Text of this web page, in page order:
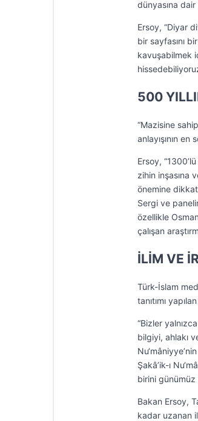
dünyasına dair
Ersoy, “Diyar
bir sayfasını
kavuşabilmek
500
“Mazisine
anlayışının
Ersoy,
zihin inşasına
önemine
Sergi ve
özellikle
çalışan
İLİM VE
Türk-İslam
tanıtımı
“Bizler
bilgiyi, ahlakı
Şakâ’ik-ı
birini
Bakan Ersoy,
kadar uzanan